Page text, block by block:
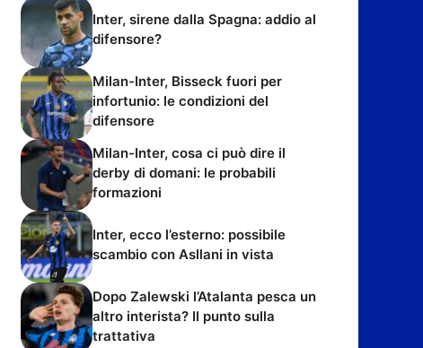
Inter, sirene dalla Spagna: addio al
difensore?
Milan-Inter, Bisseck fuori per
infortunio: le condizioni del
difensore
Milan-Inter, cosa ci può dire il
derby di domani: le probabili
formazioni
Inter, ecco l’esterno: possibile
scambio con Asllani in vista
Dopo Zalewski l’Atalanta pesca un
altro interista? Il punto sulla
trattativa